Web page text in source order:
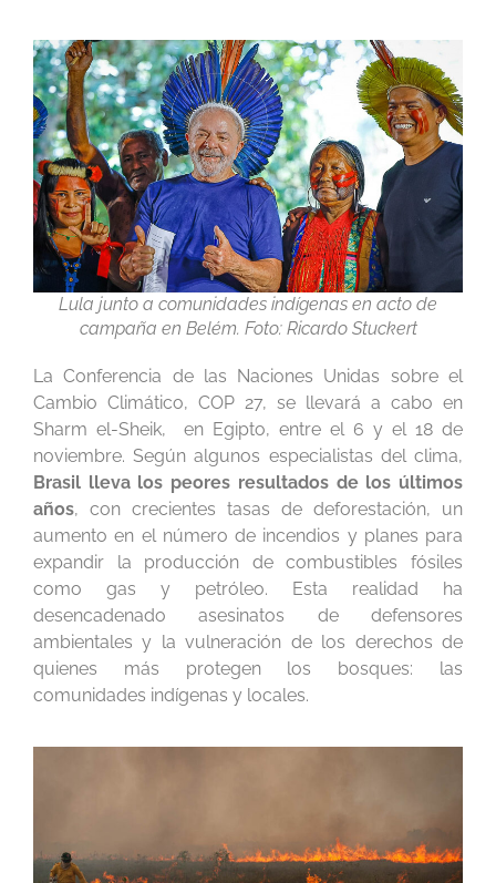
Lula junto a comunidades indígenas en acto de
campaña en Belém. Foto: Ricardo Stuckert
LaConferencia de las Naciones Unidas sobre el
Cambio Climático, COP 27, se llevará a cabo en
Sharm el-Sheik, en Egipto, entre el 6 y el 18 de
noviembre.Según algunos especialistas del clima,
Brasil lleva los peores resultados de los últimos
años, con crecientes tasas de deforestación, un
aumento en el número de incendios y planes para
expandir la producción de combustibles fósiles
como gas y petróleo. Esta realidad ha
desencadenado asesinatos de defensores
ambientales y la vulneración de los derechos de
quienes más protegen los bosques: las
comunidades indígenas y locales.